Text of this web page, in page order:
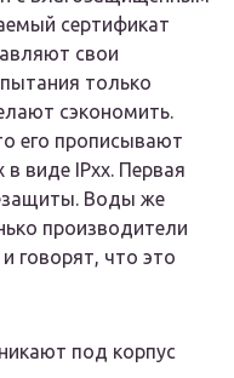
сертификат
свои
только
сэкономить.
его прописывают
в виде IPxx. Первая
Воды же
производители
и говорят, что это
под корпус